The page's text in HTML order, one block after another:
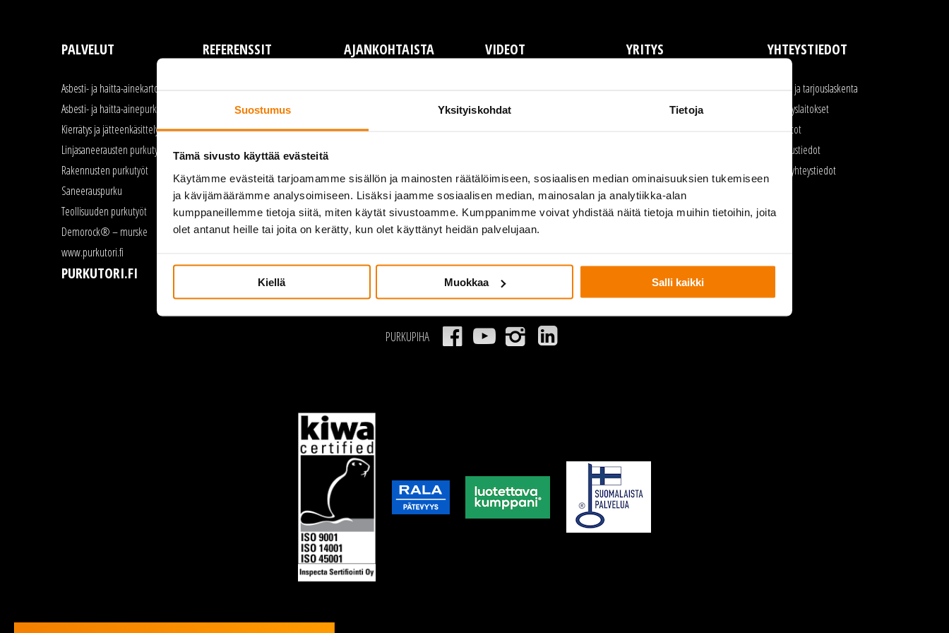
Suostumus Yksityiskohdat Tietoja
Tämä sivusto käyttää evästeitä
Käytämme evästeitä tarjoamamme sisällön ja mainosten räätälöimiseen, sosiaalisen median ominaisuuksien tukemiseen
ja kävijämäärämme analysoimiseen. Lisäksi jaamme sosiaalisen median, mainosalan ja analytiikka-alan
kumppaneillemme tietoja siitä, miten käytät sivustoamme. Kumppanimme voivat yhdistää näitä tietoja muihin tietoihin, joita
olet antanut heille tai joita on kerätty, kun olet käyttänyt heidän palvelujaan.
Kiellä Muokkaa Salli kaikki
PALVELUT
Asbesti- ja haitta-ainekartoitus
Asbesti- ja haitta-ainepurku
Kierrätys ja jätteenkäsittely
Linjasaneerausten purkutyöt
Rakennusten purkutyöt
Saneerauspurku
Teollisuuden purkutyöt
Demorock® – murske
www.purkutori.fi
REFERENSSIT
Linjasaneeraus
Rakennusten purku
Saneerauspurku
AJANKOHTAISTA VIDEOT YRITYS
Laatu ja ympäristö
Ilmoittajansuojelu
YHTEYSTIEDOT
Myynti ja tarjouslaskenta
Kierrätyslaitokset
Toimistot
Laskutustiedot
Kaikki yhteystiedot
PURKUTORI.FI
PURKUPIHA